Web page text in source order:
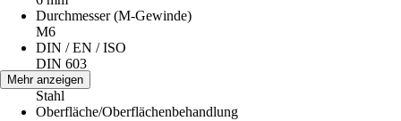
Durchmesser (M-Gewinde)
M6
DIN / EN / ISO
DIN 603
Material
Stahl
Oberfläche/Oberflächenbehandlung
Mehr anzeigen